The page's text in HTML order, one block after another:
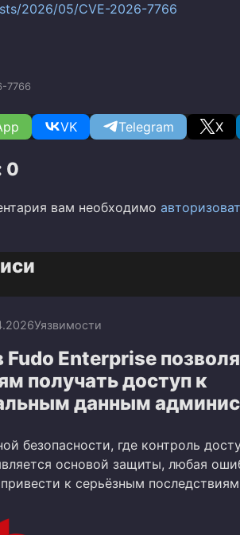
2026/05/CVE-2026-7766
7766
VK Telegram X
0
вам необходимо
Уязвимости
Fudo Enterprise
получать доступ к
данным
безопасности, где контроль
основой защиты, любая
к серьёзным